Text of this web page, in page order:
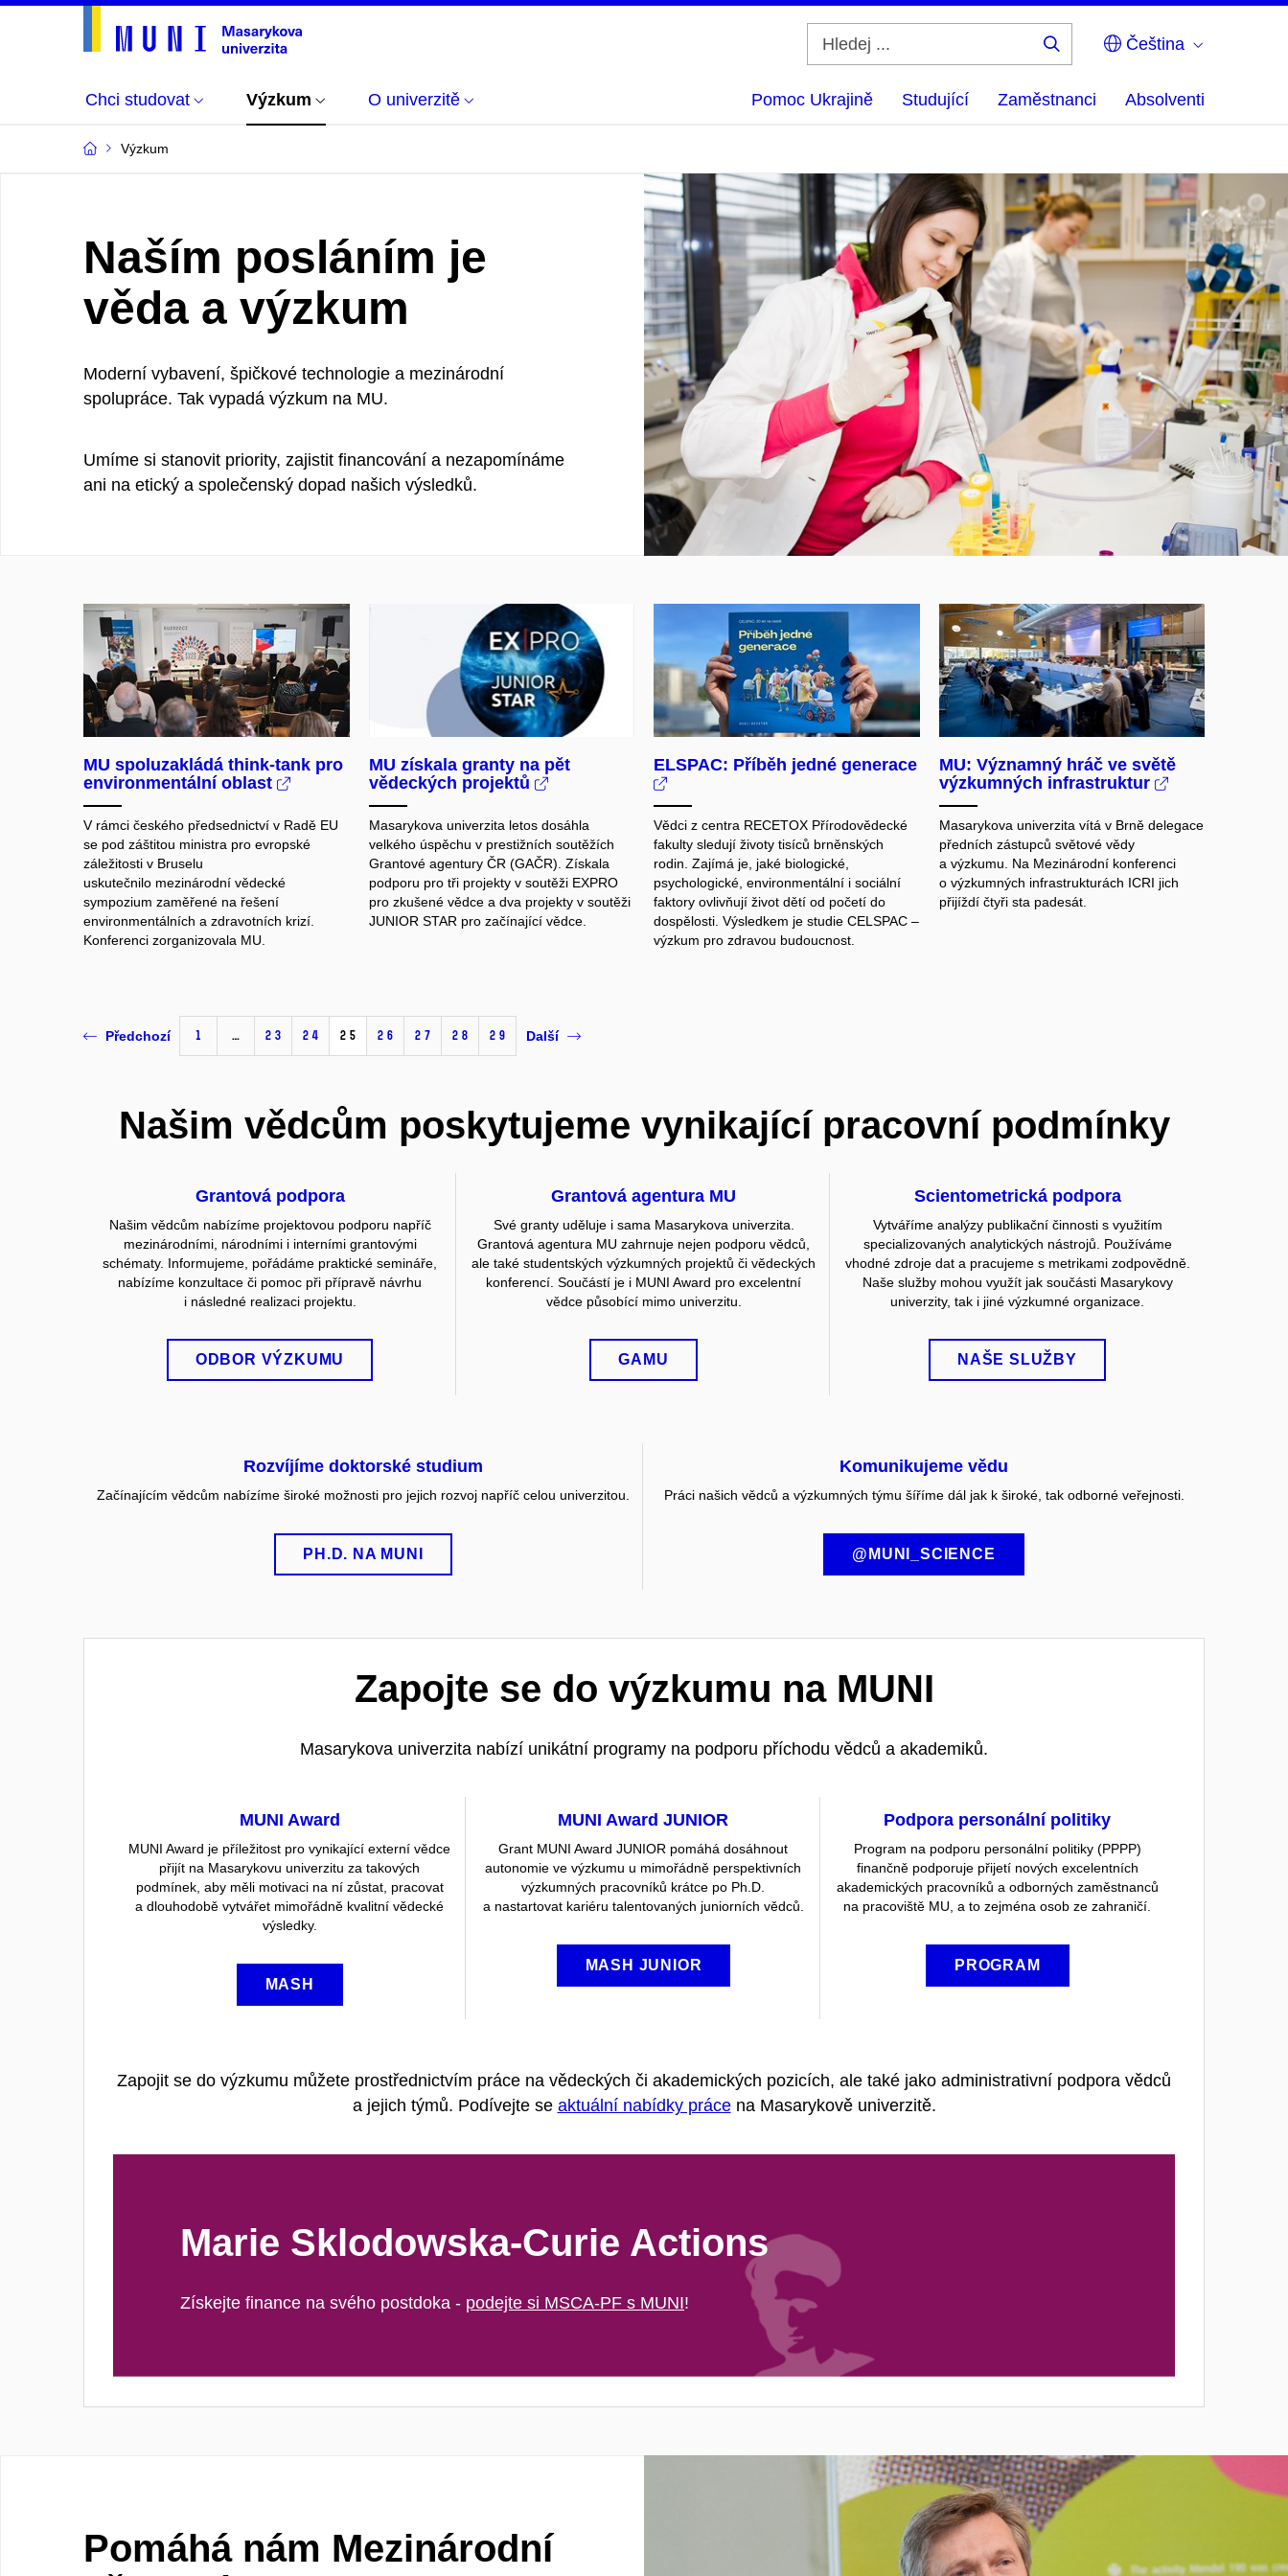
Čeština
Chci studovat Výzkum O univerzitě Pomoc Ukrajině Studující Zaměstnanci Absolventi
Výzkum
Naším posláním je
věda a výzkum
Moderní vybavení, špičkové technologie a mezinárodní
spolupráce. Tak vypadá výzkum na MU.
Umíme si stanovit priority, zajistit financování a nezapomínáme
ani na etický a společenský dopad našich výsledků.
MU spoluzakládá think-tank pro
environmentální oblast
V rámci českého předsednictví v Radě EU
se pod záštitou ministra pro evropské
záležitosti v Bruselu
uskutečnilo mezinárodní vědecké
sympozium zaměřené na řešení
environmentálních a zdravotních krizí.
Konferenci zorganizovala MU.
MU získala granty na pět
vědeckých projektů
Masarykova univerzita letos dosáhla
velkého úspěchu v prestižních soutěžích
Grantové agentury ČR (GAČR). Získala
podporu pro tři projekty v soutěži EXPRO
pro zkušené vědce a dva projekty v soutěži
JUNIOR STAR pro začínající vědce.
ELSPAC: Příběh jedné generace
Vědci z centra RECETOX Přírodovědecké
fakulty sledují životy tisíců brněnských
rodin. Zajímá je, jaké biologické,
psychologické, environmentální i sociální
faktory ovlivňují život dětí od početí do
dospělosti. Výsledkem je studie CELSPAC –
výzkum pro zdravou budoucnost.
MU: Významný hráč ve světě
výzkumných infrastruktur
Masarykova univerzita vítá v Brně delegace
předních zástupců světové vědy
a výzkumu. Na Mezinárodní konferenci
o výzkumných infrastrukturách ICRI jich
přijíždí čtyři sta padesát.
Předchozí 1 … 23 24 25 26 27 28 29 Další
Našim vědcům poskytujeme vynikající pracovní podmínky
Grantová podpora
Našim vědcům nabízíme projektovou podporu napříč
mezinárodními, národními i interními grantovými
schématy. Informujeme, pořádáme praktické semináře,
nabízíme konzultace či pomoc při přípravě návrhu
i následné realizaci projektu.
ODBOR VÝZKUMU
Grantová agentura MU
Své granty uděluje i sama Masarykova univerzita.
Grantová agentura MU zahrnuje nejen podporu vědců,
ale také studentských výzkumných projektů či vědeckých
konferencí. Součástí je i MUNI Award pro excelentní
vědce působící mimo univerzitu.
GAMU
Scientometrická podpora
Vytváříme analýzy publikační činnosti s využitím
specializovaných analytických nástrojů. Používáme
vhodné zdroje dat a pracujeme s metrikami zodpovědně.
Naše služby mohou využít jak součásti Masarykovy
univerzity, tak i jiné výzkumné organizace.
NAŠE SLUŽBY
Rozvíjíme doktorské studium
Začínajícím vědcům nabízíme široké možnosti pro jejich rozvoj napříč celou univerzitou.
PH.D. NA MUNI
Komunikujeme vědu
Práci našich vědců a výzkumných týmu šíříme dál jak k široké, tak odborné veřejnosti.
@MUNI_SCIENCE
Zapojte se do výzkumu na MUNI
Masarykova univerzita nabízí unikátní programy na podporu příchodu vědců a akademiků.
MUNI Award
MUNI Award je příležitost pro vynikající externí vědce
přijít na Masarykovu univerzitu za takových
podmínek, aby měli motivaci na ní zůstat, pracovat
a dlouhodobě vytvářet mimořádně kvalitní vědecké
výsledky.
MASH
MUNI Award JUNIOR
Grant MUNI Award JUNIOR pomáhá dosáhnout
autonomie ve výzkumu u mimořádně perspektivních
výzkumných pracovníků krátce po Ph.D.
a nastartovat kariéru talentovaných juniorních vědců.
MASH JUNIOR
Podpora personální politiky
Program na podporu personální politiky (PPPP)
finančně podporuje přijetí nových excelentních
akademických pracovníků a odborných zaměstnanců
na pracoviště MU, a to zejména osob ze zahraničí.
PROGRAM
Zapojit se do výzkumu můžete prostřednictvím práce na vědeckých či akademických pozicích, ale také jako administrativní podpora vědců
a jejich týmů. Podívejte se aktuální nabídky prácena Masarykově univerzitě.
Marie Sklodowska-Curie Actions
Získejte finance na svého postdoka - podejte si MSCA-PF s MUNI!
Pomáhá nám Mezinárodní